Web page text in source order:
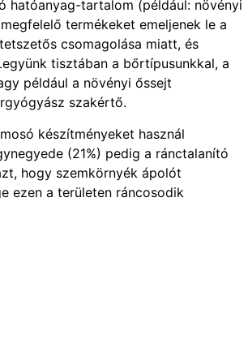
hatóanyag-tartalom (például: növényi
termékeket emeljenek le a
csomagolása miatt, és
tisztában a bőrtípusunkkal, a
például a növényi őssejt
szakértő.
készítményeket használ
(21%) pedig a ránctalanító
hogy szemkörnyék ápolót
ezen a területen ráncosodik